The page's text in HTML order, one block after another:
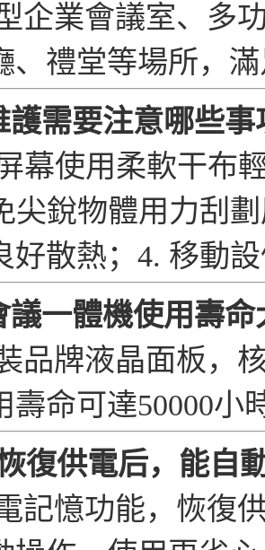
企業會議室、多
、禮堂等場所，
護需要注意哪些事
幕使用柔軟干布
尖銳物體用力刮
好散熱；4. 移動
議一體機使用壽
品牌液晶面板，
壽命可達50000小
復供電后，能自
記憶功能，恢復